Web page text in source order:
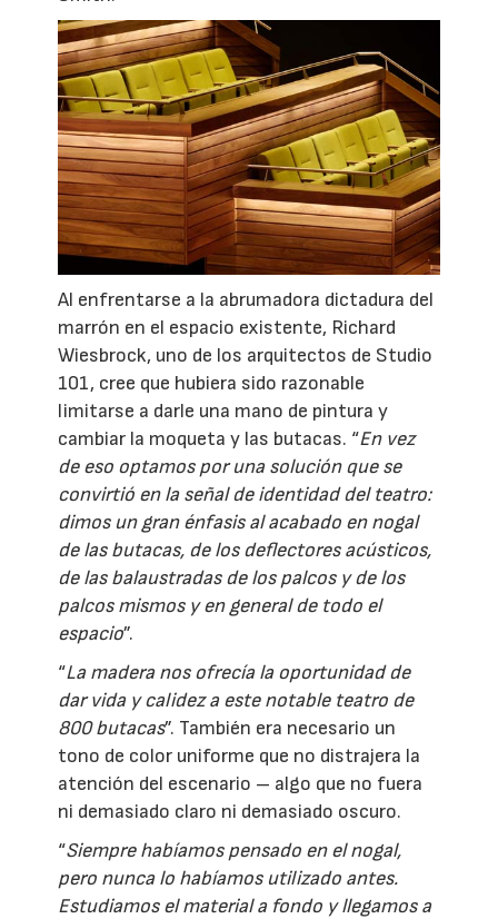
Al enfrentarse a la abrumadora dictadura del
marrón en el espacio existente, Richard
Wiesbrock, uno de los arquitectos de Studio
101, cree que hubiera sido razonable
limitarse a darle una mano de pintura y
cambiar la moqueta y las butacas. “En vez
de eso optamos por una solución que se
convirtió en la señal de identidad del teatro:
dimos un gran énfasis al acabado en nogal
de las butacas, de los deflectores acústicos,
de las balaustradas de los palcos y de los
palcos mismos y en general de todo el
espacio”.
“La madera nos ofrecía la oportunidad de
dar vida y calidez a este notable teatro de
800 butacas”. También era necesario un
tono de color uniforme que no distrajera la
atención del escenario – algo que no fuera
ni demasiado claro ni demasiado oscuro.
“Siempre habíamos pensado en el nogal,
pero nunca lo habíamos utilizado antes.
Estudiamos el material a fondo y llegamos a